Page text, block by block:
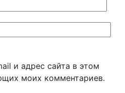
и адрес сайта в этом
моих комментариев.